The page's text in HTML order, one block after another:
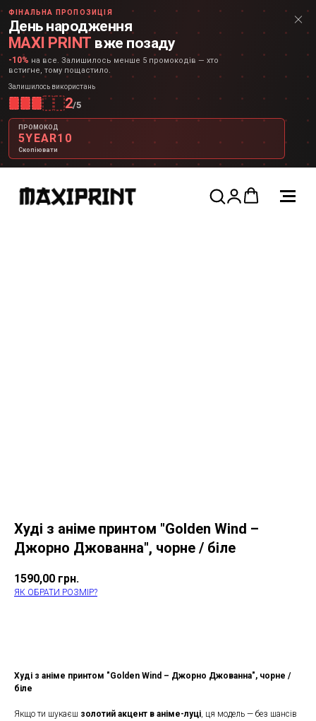
ФІНАЛЬНА ПРОПОЗИЦІЯ
День народження
MAXI PRINT вже позаду
-10% на все. Залишилось менше 5 промокодів — хто
встигне, тому пощастило.
Залишилось використань
2/5
ПРОМОКОД
5YEAR10
Скопіювати
Худі з аніме принтом "Golden Wind –
Джорно Джованна", чорне / біле
1590,00 грн.
ЯК ОБРАТИ РОЗМІР?
Худі з аніме принтом "Golden Wind – Джорно Джованна", чорне /
біле
Якщо ти шукаєш золотий акцент в аніме-луці, ця модель — без шансів